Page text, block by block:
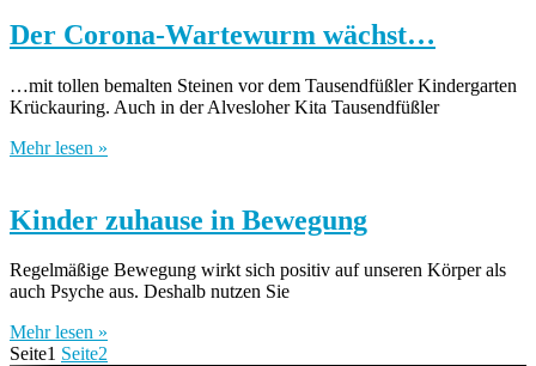
Der Corona-Wartewurm wächst…
…mit tollen bemalten Steinen vor dem Tausendfüßler Kindergarten
Krückauring. Auch in der Alvesloher Kita Tausendfüßler
Mehr lesen »
Kinder zuhause in Bewegung
Regelmäßige Bewegung wirkt sich positiv auf unseren Körper als
auch Psyche aus. Deshalb nutzen Sie
Mehr lesen »
Seite1 Seite2